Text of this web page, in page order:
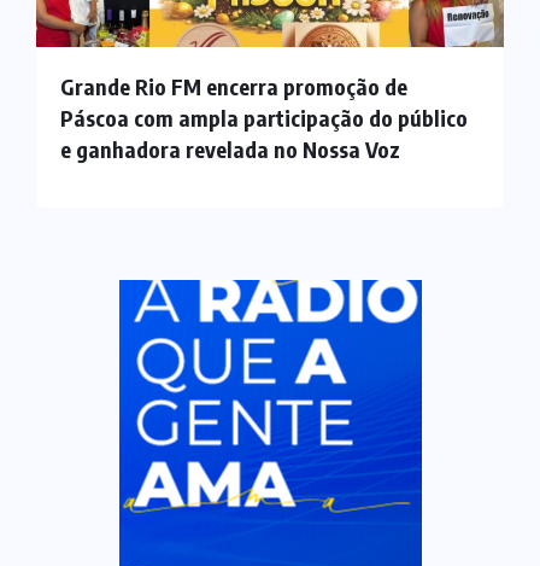
Grande Rio FM encerra promoção de
Páscoa com ampla participação do público
e ganhadora revelada no Nossa Voz